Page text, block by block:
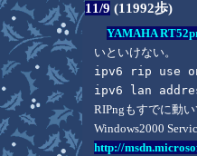
11/9 (11992歩)
YAMAHA
いといけない。
ipv6 rip use
ipv6 lan
RIPngもすでに動
Windows2000
http://